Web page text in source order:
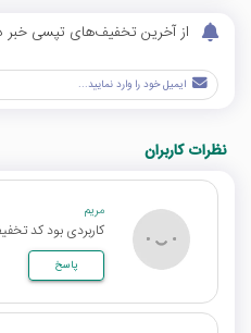
از آخرین تخفیف‌های تپسی خبر
نظرات کاربران
مریم
کاربردی بود کد
پاسخ